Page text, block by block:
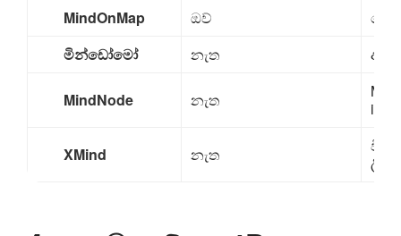
MindOnMap
ඔව්
වෙබ්
මින්ඩෝමෝ
නැත අප
MindNode නැත
XMind නැත